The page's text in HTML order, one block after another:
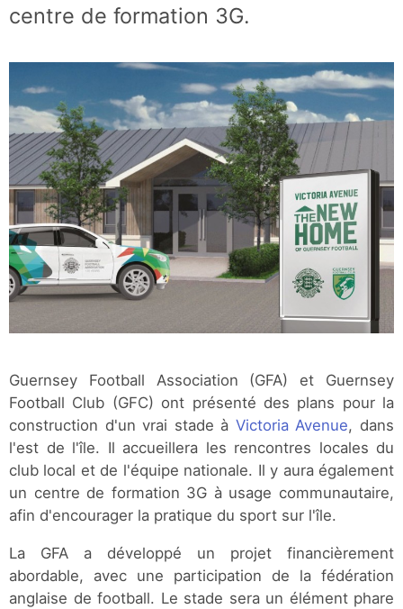
centre de formation 3G.
Guernsey Football Association (GFA) et Guernsey
Football Club (GFC) ont présenté des plans pour la
construction d'un vrai stade à Victoria Avenue, dans
l'est de l'île. Il accueillera les rencontres locales du
club local et de l'équipe nationale. Il y aura également
un centre de formation 3G à usage communautaire,
afin d'encourager la pratique du sport sur l'île.
La GFA a développé un projet financièrement
abordable, avec une participation de la fédération
anglaise de football. Le stade sera un élément phare